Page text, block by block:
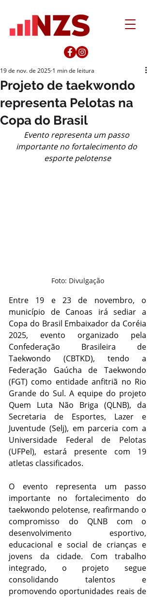
Projeto de taekwondo
representa Pelotas na
Copa do Brasil
19 de nov. de 2025 1 min de leitura
Evento representa um passo
importante no fortalecimento do
esporte pelotense
Foto: Divulgação
Entre 19 e 23 de novembro, o
município de Canoas irá sediar a
Copa do Brasil Embaixador da Coréia
2025, evento organizado pela
Confederação Brasileira de
Taekwondo (CBTKD), tendo a
Federação Gaúcha de Taekwondo
(FGT) como entidade anfitriã no Rio
Grande do Sul. A equipe do projeto
Quem Luta Não Briga (QLNB), da
Secretaria de Esportes, Lazer e
Juventude (Selj), em parceria com a
Universidade Federal de Pelotas
(UFPel), estará presente com 19
atletas classificados.
O evento representa um passo
importante no fortalecimento do
taekwondo pelotense, reafirmando o
compromisso do QLNB com o
desenvolvimento esportivo,
educacional e social de crianças e
jovens da cidade. Com trabalho
integrado, o projeto segue
consolidando talentos e
promovendo oportunidades reais de